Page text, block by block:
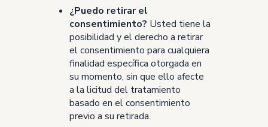
¿Puedo retirar el
consentimiento? Usted tiene la
posibilidad y el derecho a retirar
el consentimiento para cualquiera
finalidad específica otorgada en
su momento, sin que ello afecte
a la licitud del tratamiento
basado en el consentimiento
previo a su retirada.